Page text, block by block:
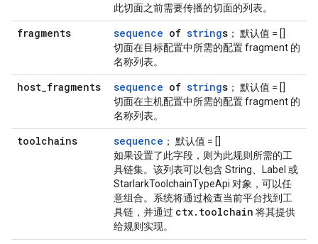
此切面之前需要传播的切面的列表。
fragments sequence of strings ； 默认值 = []
切面在目标配置中所需的配置 fragment 的
名称列表。
host_fragments sequence of strings ； 默认值 = []
切面在主机配置中所需的配置 fragment 的
名称列表。
toolchains sequence ； 默认值 = []
如果设置了此字段，则为此规则所需的工
具链集。该列表可以包含 String、Label 或
StarlarkToolchainTypeApi 对象，可以任
意组合。系统将通过检查当前平台找到工
具链，并通过 ctx. toolchain 将其提供
给规则实现。